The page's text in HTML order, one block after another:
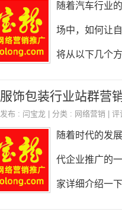
随着汽车行业
场中，如何让
将从以下几个
1.与产品相关
服饰包装行业站群营
发布 : 闫宝龙 | 分类 : 网络营销 |
随着时代的发
代企业推广的
家详细介绍一